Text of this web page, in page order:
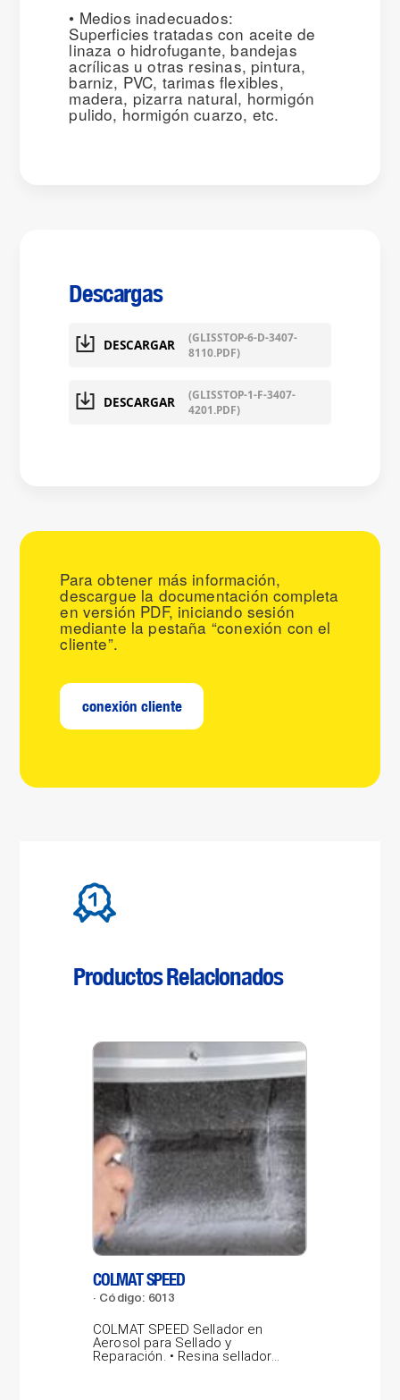
• Medios inadecuados:
Superficies tratadas con aceite de
linaza o hidrofugante, bandejas
acrílicas u otras resinas, pintura,
barniz, PVC, tarimas flexibles,
madera, pizarra natural, hormigón
pulido, hormigón cuarzo, etc.
Descargas
DESCARGAR
(GLISSTOP-6-D-3407-
8110.PDF)
DESCARGAR
(GLISSTOP-1-F-3407-
4201.PDF)
Para obtener más información,
descargue la documentación completa
en versión PDF, iniciando sesión
mediante la pestaña “conexión con el
cliente”.
conexión cliente
Productos Relacionados
COLMAT SPEED
Código: 6013
COLMAT SPEED Sellador en
Aerosol para Sellado y
Reparación. • Resina selladora